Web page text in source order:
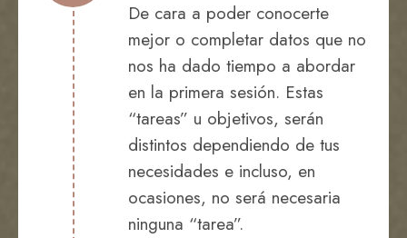
De cara a poder conocerte
mejor o completar datos que no
nos ha dado tiempo a abordar
en la primera sesión. Estas
“tareas” u objetivos, serán
distintos dependiendo de tus
necesidades e incluso, en
ocasiones, no será necesaria
ninguna “tarea”.